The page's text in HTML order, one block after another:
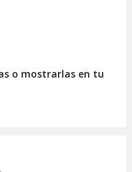
o mostrarlas en tu